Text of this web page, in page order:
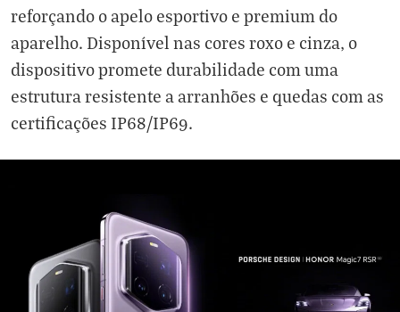
reforçando o apelo esportivo e premium do
aparelho. Disponível nas cores roxo e cinza, o
dispositivo promete durabilidade com uma
estrutura resistente a arranhões e quedas com as
certificações IP68/IP69.